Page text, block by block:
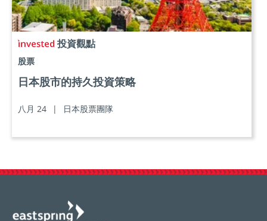
投資觀點
股票
日本股市的持久投資策略
八月 24 | 日本股票團隊